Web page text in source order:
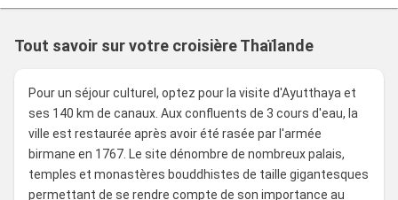
Tout savoir sur votre croisière Thaïlande
Pour un séjour culturel, optez pour la visite d'Ayutthaya et
ses 140 km de canaux. Aux confluents de 3 cours d'eau, la
ville est restaurée après avoir été rasée par l'armée
birmane en 1767. Le site dénombre de nombreux palais,
temples et monastères bouddhistes de taille gigantesques
permettant de se rendre compte de son importance au